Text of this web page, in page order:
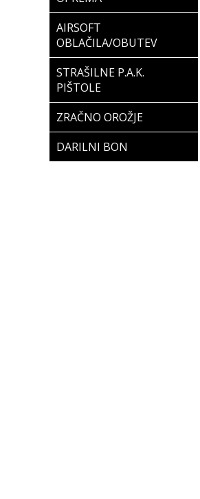
AIRSOFT
OBLAČILA/OBUTEV
STRAŠILNE P.A.K.
PIŠTOLE
ZRAČNO OROŽJE
DARILNI BON